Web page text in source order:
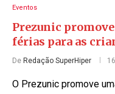
Eventos
Prezunic
férias para as
De Redação SuperHiper
O Prezunic promove